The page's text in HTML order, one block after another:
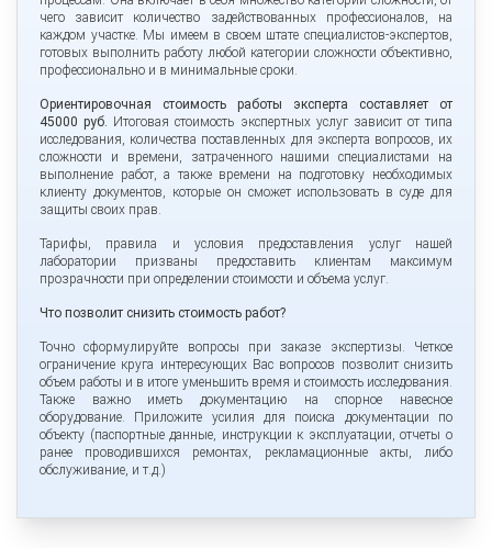
чего зависит количество задействованных профессионалов, на
каждом участке. Мы имеем в своем штате специалистов-экспертов,
готовых выполнить работу любой категории сложности объективно,
профессионально и в минимальные сроки.
Ориентировочная стоимость работы эксперта составляет от
45000 руб.
Итоговая стоимость экспертных услуг зависит от типа
исследования, количества поставленных для эксперта вопросов, их
сложности и времени, затраченного нашими специалистами на
выполнение работ, а также времени на подготовку необходимых
клиенту документов, которые он сможет использовать в суде для
защиты своих прав.
Тарифы, правила и условия предоставления услуг нашей
лаборатории призваны предоставить клиентам максимум
прозрачности при определении стоимости и объема услуг.
Что позволит снизить стоимость работ?
Точно сформулируйте вопросы при заказе экспертизы. Четкое
ограничение круга интересующих Вас вопросов позволит снизить
объем работы и в итоге уменьшить время и стоимость исследования.
Также важно иметь документацию на спорное навесное
оборудование. Приложите усилия для поиска документации по
объекту (паспортные данные, инструкции к эксплуатации, отчеты о
ранее проводившихся ремонтах, рекламационные акты, либо
обслуживание, и т.д.)